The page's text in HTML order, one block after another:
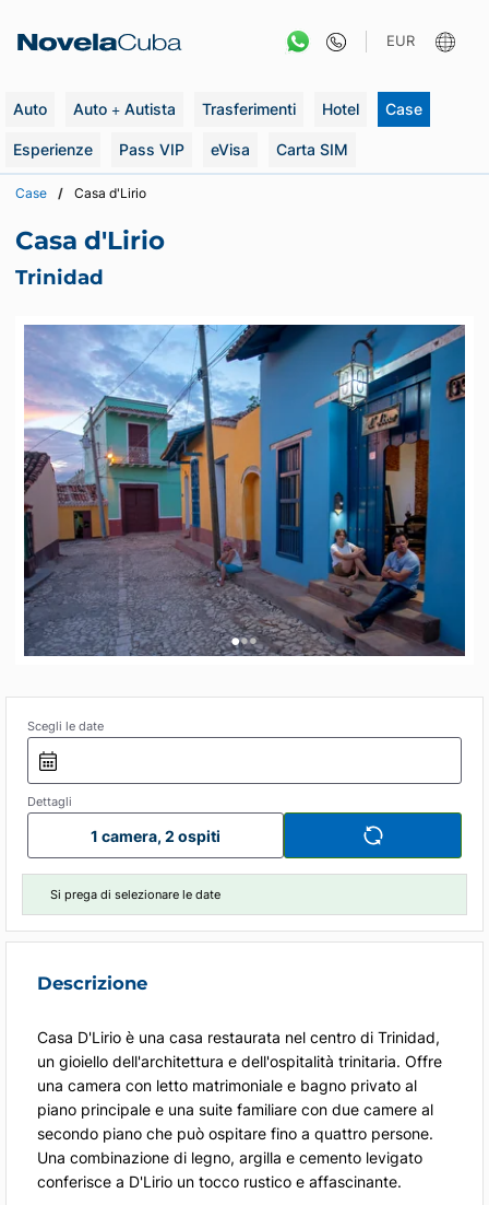
EUR
Auto Auto + Autista Trasferimenti Hotel Case
Esperienze Pass VIP eVisa Carta SIM
Case Casa d'Lirio
Casa d'Lirio
Trinidad
•••
Scegli le date
Dettagli
1 camera, 2 ospiti
Si prega di selezionare le date
Descrizione
Casa D'Lirio è una casa restaurata nel centro di Trinidad,
un gioiello dell'architettura e dell'ospitalità trinitaria. Offre
una camera con letto matrimoniale e bagno privato al
piano principale e una suite familiare con due camere al
secondo piano che può ospitare fino a quattro persone.
Una combinazione di legno, argilla e cemento levigato
conferisce a D'Lirio un tocco rustico e affascinante.